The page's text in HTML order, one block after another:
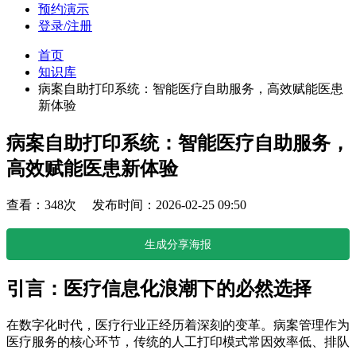
预约演示
登录/注册
首页
知识库
病案自助打印系统：智能医疗自助服务，高效赋能医患
新体验
病案自助打印系统：智能医疗自助服务，
高效赋能医患新体验
查看：348次 发布时间：2026-02-25 09:50
生成分享海报
引言：医疗信息化浪潮下的必然选择
在数字化时代，医疗行业正经历着深刻的变革。病案管理作为
医疗服务的核心环节，传统的人工打印模式常因效率低、排队